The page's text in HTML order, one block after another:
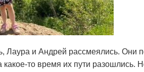
Лаура и Андрей рассмеялись. Они
то время их пути разошлись.